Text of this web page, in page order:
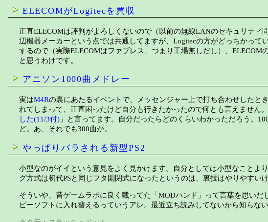
ELECOMがLogitecを買収
正直ELECOMは評判がよろしくないので（以前の無線LANのセキュリティ
辺機器メーカーという点では共通してますが、Logitecの方がどっちかっ
するので（実際ELECOMはファブレス、つまり工場無しだし）、
と思うわけです。
アニソン1000曲メドレー
実はM4Rの裏にあたるイベントで、メッセンジャー上で打ち合わせしたと
れてしまって、正直困ったけど自分も行きたかったので何とも言えません
した(11/3付)」と言ってます。自分だったらどのくらいわかっただろう。
ど。あ、それでも300曲か。
やっぱりバラされる新型PS2
小型なのがイイという意見をよく見かけます。自分としては小型なことよ
グ方式は初代PSと同じフタ開閉式になったというのは、裏技はやりやすい
そういや、昔ゲームラボに良く載ってた「MODハンド」って言葉を思い
ピーソフトに入れ替えるっていうアレ。最近立ち読みしてないから知らな